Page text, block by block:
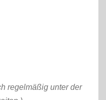
regelmäßig unter der